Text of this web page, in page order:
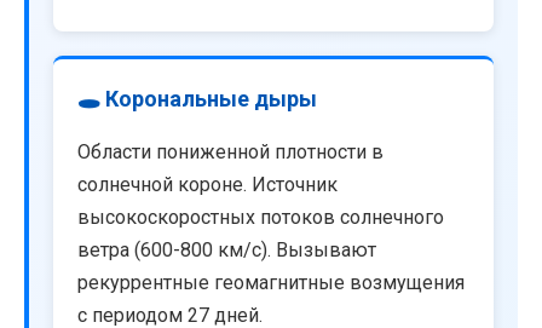
🕳️ Корональные дыры
Области пониженной плотности в
солнечной короне. Источник
высокоскоростных потоков солнечного
ветра (600-800 км/с). Вызывают
рекуррентные геомагнитные возмущения
с периодом 27 дней.